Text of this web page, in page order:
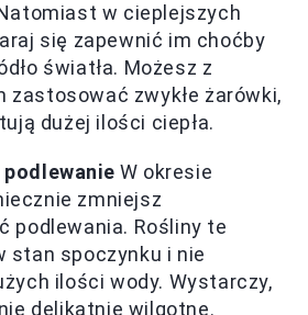
w cieplejszych
się zapewnić im choćby
światła. Możesz z
zastosować zwykłe żarówki,
dużej ilości ciepła.
W okresie
zmniejsz
podlewania. Rośliny te
stan spoczynku i nie
ilości wody. Wystarczy,
delikatnie wilgotne.